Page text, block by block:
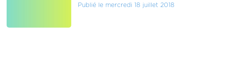
Publié le mercredi 18 juillet 2018